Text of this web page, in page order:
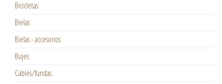
Bicicletas
Bielas
Bielas - accesorios
Bujes
Cables/fundas